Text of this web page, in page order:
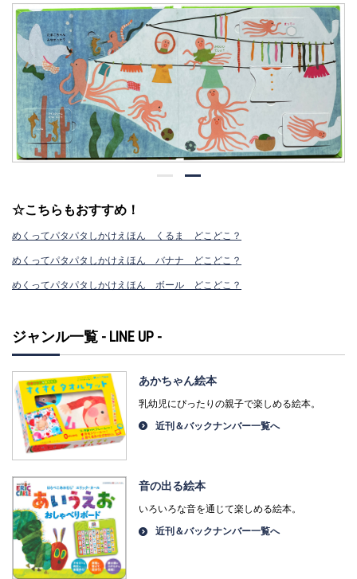
☆こちらもおすすめ！
めくってパタパタしかけえほん くるま どこどこ？
めくってパタパタしかけえほん バナナ どこどこ？
めくってパタパタしかけえほん ボール どこどこ？
ジャンル一覧 - LINE UP -
あかちゃん絵本
乳幼児にぴったりの親子で楽しめる絵本。
近刊＆バックナンバー一覧へ
音の出る絵本
いろいろな音を通じて楽しめる絵本。
近刊＆バックナンバー一覧へ